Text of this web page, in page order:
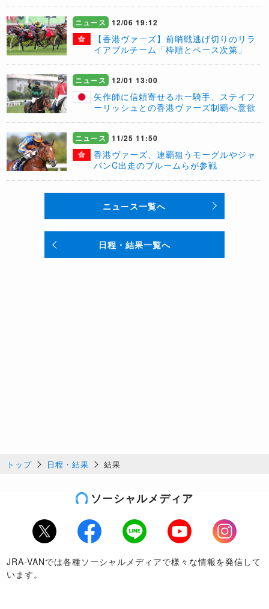
ニュース 12/06 19:12
【香港ヴァーズ】前哨戦逃げ切りのリラ
イアブルチーム「枠順とペース次第」
ニュース 12/01 13:00
矢作師に信頼寄せるホー騎手、ステイフ
ーリッシュとの香港ヴァーズ制覇へ意欲
ニュース 11/25 11:50
香港ヴァーズ、連覇狙うモーグルやジャ
パンC出走のブルームらが参戦
ニュース一覧へ
日程・結果一覧へ
トップ 日程・結果 結果
ソーシャルメディア
Twitter Facebook LINE Youtube
Instagram
JRA-VANでは各種ソーシャルメディアで様々な情報を発信して
います。